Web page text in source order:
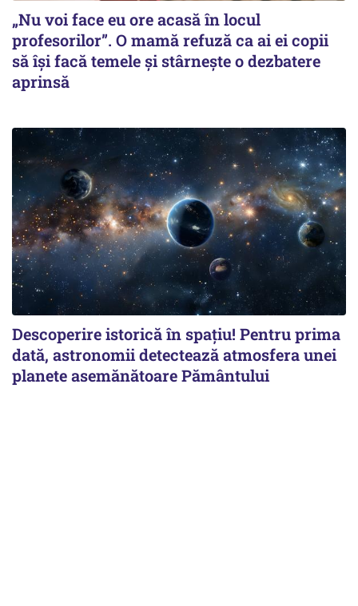
„Nu voi face eu ore acasă în locul
profesorilor”. O mamă refuză ca ai ei copii
să își facă temele și stârnește o dezbatere
aprinsă
Descoperire istorică în spațiu! Pentru prima
dată, astronomii detectează atmosfera unei
planete asemănătoare Pământului